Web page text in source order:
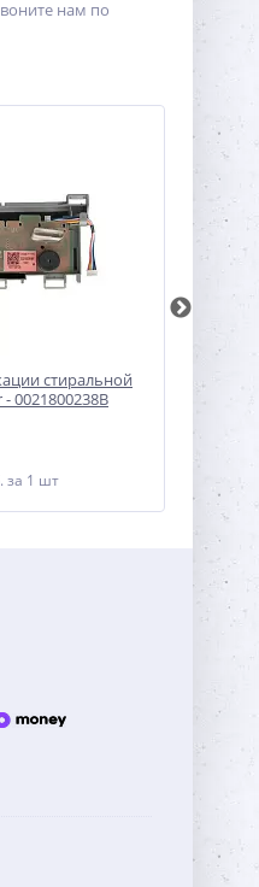
нам по
стиральной
0021800238B
за 1 шт